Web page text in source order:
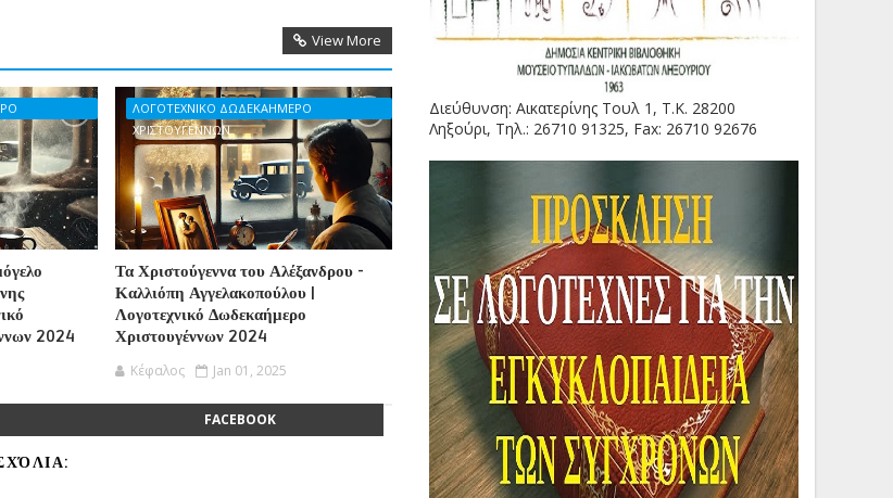
View More
2024
ΛΟΓΟΤΕΧΝΙΚΟ ΔΩΔΕΚΑΗΜΕΡΟ
ΧΡΙΣΤΟΥΓΕΝΝΩΝ
Τα Χριστούγεννα του Αλέξανδρου -
Καλλιόπη Αγγελακοπούλου |
Λογοτεχνικό Δωδεκαήμερο
Χριστουγέννων 2024
Κέφαλος Jan 01, 2025
FACEBOOK
Διεύθυνση: Αικατερίνης Τουλ 1, Τ.Κ. 28200
Ληξούρι, Τηλ.: 26710 91325, Fax: 26710 92676